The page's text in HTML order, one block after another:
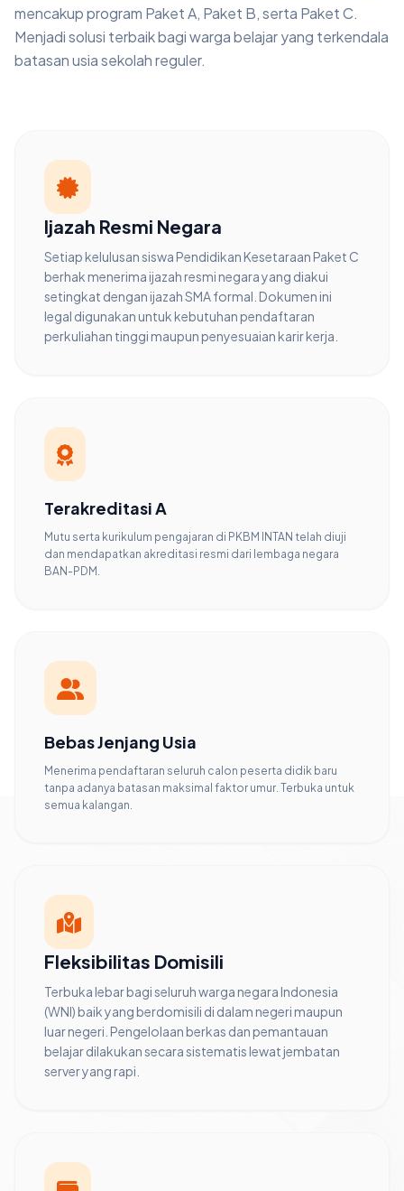
mencakup program Paket A, Paket B, serta Paket C.
Menjadi solusi terbaik bagi warga belajar yang terkendala
batasan usia sekolah reguler.
Ijazah Resmi Negara
Setiap kelulusan siswa Pendidikan Kesetaraan Paket C
berhak menerima ijazah resmi negara yang diakui
setingkat dengan ijazah SMA formal. Dokumen ini
legal digunakan untuk kebutuhan pendaftaran
perkuliahan tinggi maupun penyesuaian karir kerja.
Terakreditasi A
Mutu serta kurikulum pengajaran di PKBM INTAN telah diuji
dan mendapatkan akreditasi resmi dari lembaga negara
BAN-PDM.
Bebas Jenjang Usia
Menerima pendaftaran seluruh calon peserta didik baru
tanpa adanya batasan maksimal faktor umur. Terbuka untuk
semua kalangan.
Fleksibilitas Domisili
Terbuka lebar bagi seluruh warga negara Indonesia
(WNI) baik yang berdomisili di dalam negeri maupun
luar negeri. Pengelolaan berkas dan pemantauan
belajar dilakukan secara sistematis lewat jembatan
server yang rapi.